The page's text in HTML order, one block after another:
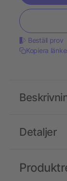
Beställ prov
Kopiera
Detaljer